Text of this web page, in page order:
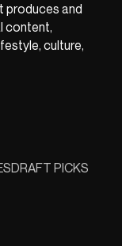
produces and
content,
culture,
DRAFT PICKS